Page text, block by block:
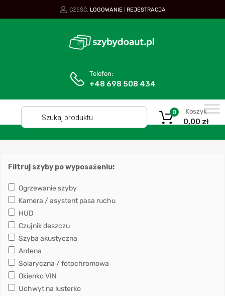
CZEŚĆ. LOGOWANIE REJESTRACJA
Telefon:
+48 698 508 434
Koszyk
0,00 zł
0
Filtruj szyby po wyposażeniu:
Ogrzewanie szyby
Kamera / asystent pasa ruchu
HUD
Czujnik deszczu
Szyba akustyczna
Antena
Solaryczna / fotochromowa
Okienko VIN
Uchwyt na lusterko